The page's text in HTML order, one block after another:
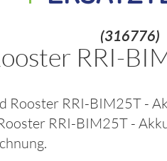
(316776)
RRI-
Rooster RRI-BIM25T -
RRI-BIM25T -